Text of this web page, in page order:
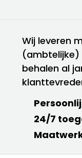
Wij leveren
(ambtelijke)
behalen al
24/7